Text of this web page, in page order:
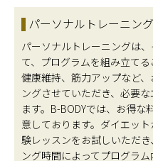
パーソナルトレーニン
パーソナルトレーニングは
て、プログラムを組み立て
健康維持、筋力アップなど
ングさせていただき、必要
ます。B-BODYでは、お得
意しております。ダイエッ
験レッスンをお試しいただ
ング時間によってプログラ